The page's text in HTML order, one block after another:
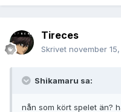
Tireces
Skrivet november
Shikamaru sa:
nån som kört spelet än?